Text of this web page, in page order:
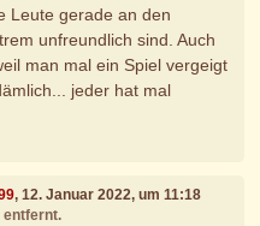
Leute gerade an den
unfreundlich sind. Auch
man mal ein Spiel vergeigt
jeder hat mal
, 12. Januar 2022, um 11:18
entfernt.